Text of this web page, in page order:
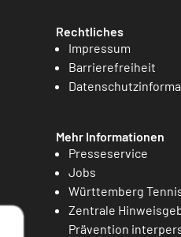
Rechtliches
Impressum
Barrierefreiheit
Mehr Informationen
Presseservice
Jobs
Württemberg
Zentrale
Prävention